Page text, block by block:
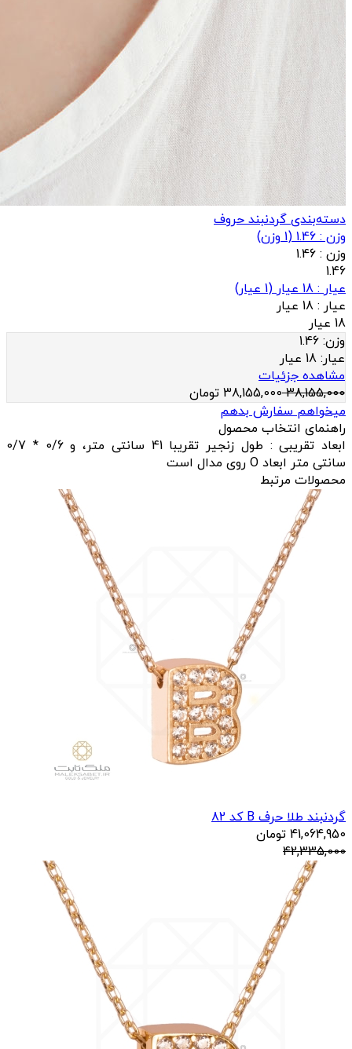
دسته‌بندی گردنبند حروف
وزن : 1.46
(
1 وزن)
وزن : 1.46
1.46
عيار : 18 عیار
(
1 عيار)
عيار : 18 عیار
18 عیار
وزن: 1.46
عيار: 18 عیار
مشاهده جزئیات
38,155,000
38,155,000 تومان
میخواهم سفارش بدهم
راهنمای انتخاب محصول
ابعاد تقریبی : طول زنجیر تقریبا 41 سانتی متر، و 0/6 * 0/7
سانتی متر ابعاد O روی مدال است
محصولات مرتبط
گردنبند طلا حرف B کد 82
41,064,950 تومان
42,335,000